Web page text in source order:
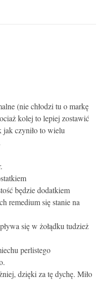
(nie chłodzi tu o markę
kolej to lepiej zostawić
jak czyniło to wielu
będzie dodatkiem
remedium się stanie na
się w żołądku tudzież
perlistego
dzięki za tę dychę. Miło